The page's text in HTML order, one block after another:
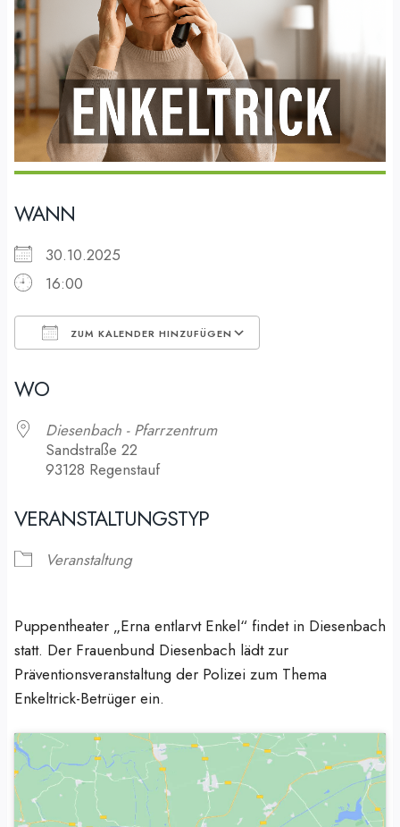
WANN
30.10.2025
16:00
ZUM KALENDER HINZUFÜGEN
WO
Diesenbach - Pfarrzentrum
Sandstraße 22
93128 Regenstauf
VERANSTALTUNGSTYP
Veranstaltung
Puppentheater „Erna entlarvt Enkel“ findet in Diesenbach
statt. Der Frauenbund Diesenbach lädt zur
Präventionsveranstaltung der Polizei zum Thema
Enkeltrick-Betrüger ein.